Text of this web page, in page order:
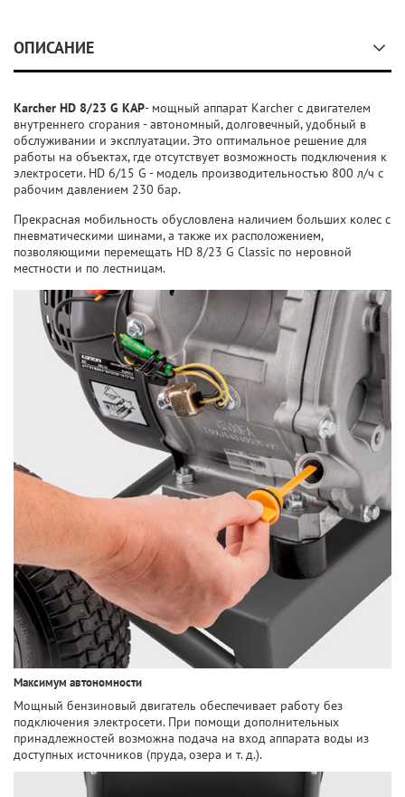
ОПИСАНИЕ
Karcher HD 8/23 G KAP- мощный аппарат Karcher с двигателем
внутреннего сгорания - автономный, долговечный, удобный в
обслуживании и эксплуатации. Это оптимальное решение для
работы на объектах, где отсутствует возможность подключения к
электросети. HD 6/15 G - модель производительностью 800 л/ч с
рабочим давлением 230 бар.
Прекрасная мобильность обусловлена наличием больших колес с
пневматическими шинами, а также их расположением,
позволяющими перемещать HD 8/23 G Classic по неровной
местности и по лестницам.
Максимум автономности
Мощный бензиновый двигатель обеспечивает работу без
подключения электросети. При помощи дополнительных
принадлежностей возможна подача на вход аппарата воды из
доступных источников (пруда, озера и т. д.).